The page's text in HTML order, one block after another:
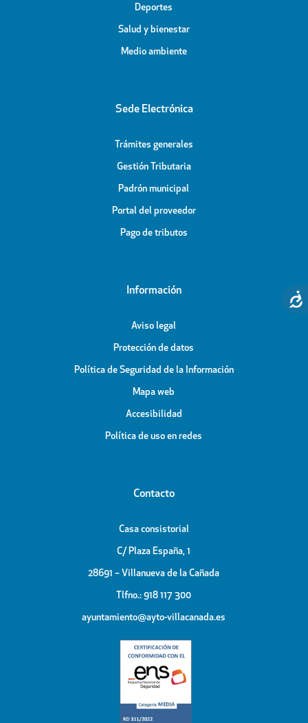
Deportes
Salud y bienestar
Medio ambiente
Sede Electrónica
Trámites generales
Gestión Tributaria
Padrón municipal
Portal del proveedor
Pago de tributos
Información
Aviso legal
Protección de datos
Política de Seguridad de la Información
Mapa web
Accesibilidad
Política de uso en redes
Contacto
Casa consistorial
C/ Plaza España, 1
28691 – Villanueva de la Cañada
Tlfno.: 918 117 300
ayuntamiento@ayto-villacanada.es